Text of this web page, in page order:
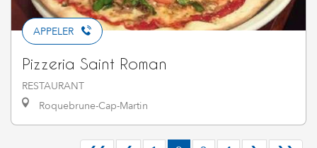
APPELER
Pizzeria Saint Roman
RESTAURANT
Roquebrune-Cap-Martin